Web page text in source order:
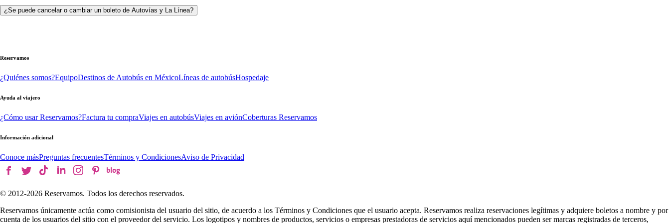
¿Se puede cancelar o cambiar un boleto de Autovías y La Línea?
Reservamos
¿Quiénes somos?EquipoDestinos de Autobús en MéxicoLíneas de autobúsHospedaje
Ayuda al viajero
¿Cómo usar Reservamos?Factura tu compraViajes en autobúsViajes en aviónCoberturas Reservamos
Información adicional
Conoce másPreguntas frecuentesTérminos y CondicionesAviso de Privacidad
© 2012-2026 Reservamos. Todos los derechos reservados.
Reservamos únicamente actúa como comisionista del usuario del sitio, de acuerdo a los Términos y Condiciones que el usuario acepta. Reservamos realiza reservaciones legítimas y adquiere boletos a nombre y por
cuenta de los usuarios del sitio con el proveedor del servicio. Los logotipos y nombres de productos, servicios o empresas prestadoras de servicios aquí mencionados pueden ser marcas registradas de terceros,